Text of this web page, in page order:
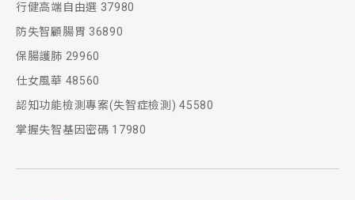
行健高端自由選 37980
防失智顧腸胃 36890
保腸護肺 29960
仕女風華 48560
認知功能檢測專案(失智症檢測) 45580
掌握失智基因密碼 17980